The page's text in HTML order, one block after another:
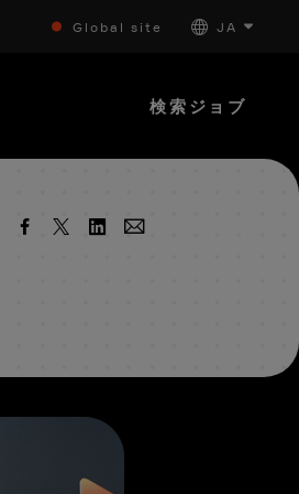
Global site JA
検索ジョブ